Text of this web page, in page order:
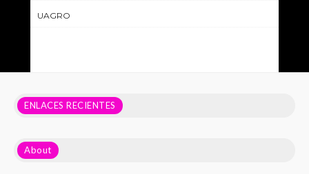
UAGRO
ENLACES RECIENTES
About